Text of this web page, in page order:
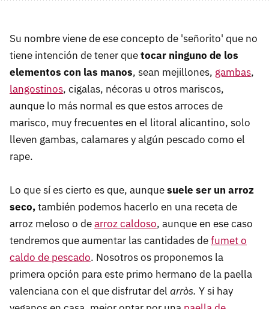
Su nombre viene de ese concepto de 'señorito' que no
tiene intención de tener quetocar ninguno de los
elementos con las manos, sean mejillones, gambas,
langostinos, cigalas, nécoras u otros mariscos,
aunque lo más normal es que estos arroces de
marisco, muy frecuentes en el litoral alicantino, solo
lleven gambas, calamares y algún pescado como el
rape.
Lo que sí es cierto es que, aunquesuele ser un arroz
seco,también podemos hacerlo en una receta de
arroz meloso o dearroz caldoso, aunque en ese caso
tendremos que aumentar las cantidades defumet o
caldo de pescado. Nosotros os proponemos la
primera opción para este primo hermano de la paella
valenciana con el que disfrutar del arròs. Y si hay